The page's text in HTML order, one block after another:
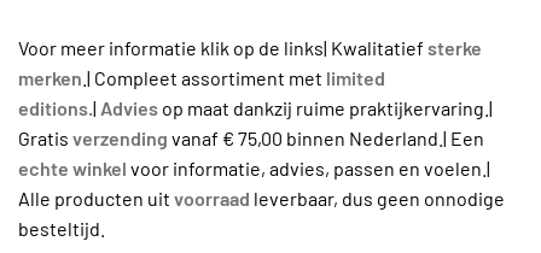
Voor meer informatie klik op de links| Kwalitatief sterke
merken .| Compleet assortiment met limited
editions.| Advies op maat dankzij ruime praktijkervaring.|
Gratis verzending vanaf € 75,00 binnen Nederland.| Een
echte winkel voor informatie, advies, passen en voelen.|
Alle producten uit voorraad leverbaar, dus geen onnodige
besteltijd.